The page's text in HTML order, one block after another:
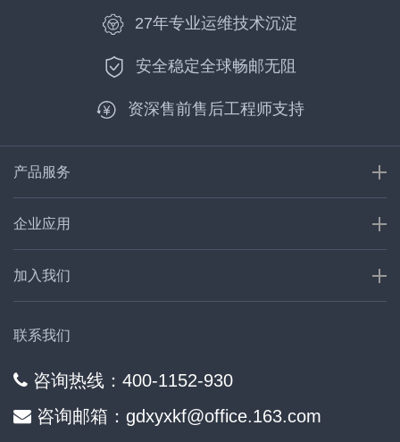
27年专业运维技术沉淀
安全稳定全球畅邮无阻
资深售前售后工程师支持
产品服务
企业应用
加入我们
联系我们
咨询热线：400-1152-930
咨询邮箱：gdxyxkf@office.163.com